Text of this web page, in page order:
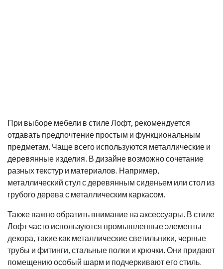
При выборе мебели в стиле Лофт, рекомендуется
отдавать предпочтение простым и функциональным
предметам. Чаще всего используются металлические и
деревянные изделия. В дизайне возможно сочетание
разных текстур и материалов. Например,
металлический стул с деревянным сиденьем или стол из
грубого дерева с металлическим каркасом.
Также важно обратить внимание на аксессуары. В стиле
Лофт часто используются промышленные элементы
декора, такие как металлические светильники, черные
трубы и фитинги, стальные полки и крючки. Они придают
помещению особый шарм и подчеркивают его стиль.